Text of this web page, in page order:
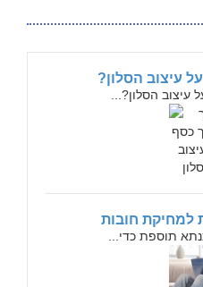
עיצוב הסלון?
עיצוב הסלון?...
למחיקת חובות
תוספת כדי...